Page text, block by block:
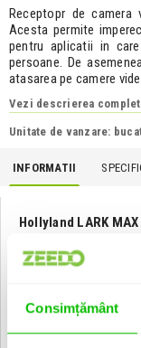
Consimțământ
Receptopr de camera
Acesta permite
pentru aplicatii in
persoane. De
atasarea pe camere
Vezi descrierea
Unitate de vanzare:
INFORMATII
Hollyland LARK
Continut pachet:
Specificatii: